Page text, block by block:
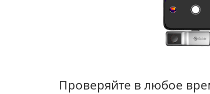
Проверяйте в любое